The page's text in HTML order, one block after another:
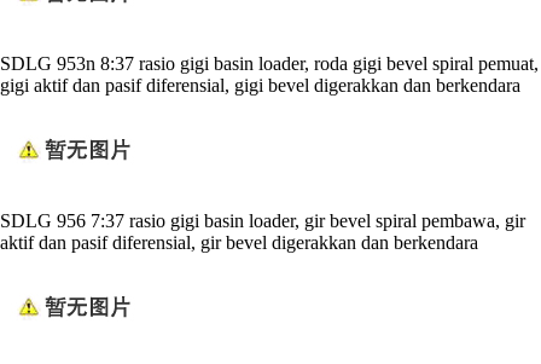
SDLG 953n 8:37 rasio gigi basin loader, roda gigi bevel spiral pemuat,
gigi aktif dan pasif diferensial, gigi bevel digerakkan dan berkendara
SDLG 956 7:37 rasio gigi basin loader, gir bevel spiral pembawa, gir
aktif dan pasif diferensial, gir bevel digerakkan dan berkendara